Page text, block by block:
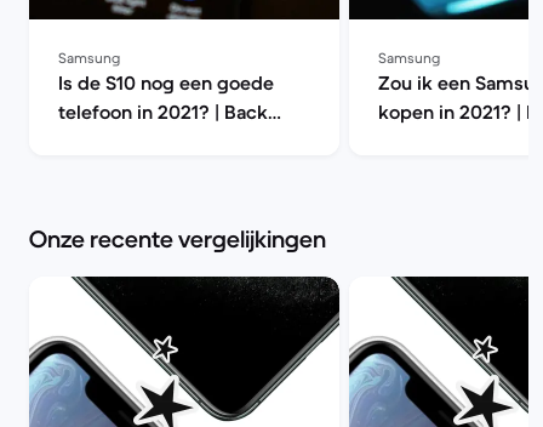
Samsung
Is de S10 nog een goede
telefoon in 2021? | Back
Samsung
Zou ik een
kopen in 2021? |
Onze recente vergelijkingen